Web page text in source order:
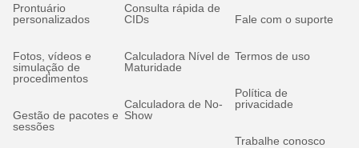
Prontuário
personalizados
Fotos, vídeos e
simulação de
procedimentos
Gestão de pacotes e
sessões
Consulta rápida de
CIDs
Calculadora Nível de
Maturidade
Calculadora de No-
Show
Fale com o suporte
Termos de uso
Política de
privacidade
Trabalhe conosco